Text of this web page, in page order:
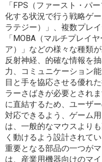
「FPS（ファースト・パ
化する状況で行う戦略ゲ
ラテジー）」、複数プレ
「MOBA（マルチプレイ
ア）」などの様々な種類
反射神経、的確な情報を
力、コミュニケーション
目と手を協応させる優れ
ラーさばきが必要とされ
に直結するため、ユーザ
対応できるよう、ゲーム
は、一般的なマウスより
く動けるよう設計されて
重要となる部品の一つが
は、産業用機器向けのマ